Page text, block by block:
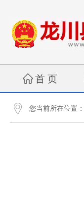
首 页
您当前所在位置：